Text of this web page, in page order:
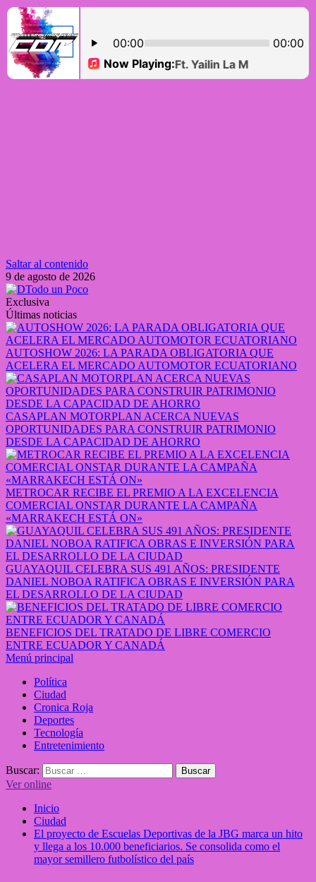
Saltar al contenido
9 de agosto de 2026
Exclusiva
Últimas noticias
AUTOSHOW 2026: LA PARADA OBLIGATORIA QUE
ACELERA EL MERCADO AUTOMOTOR ECUATORIANO
CASAPLAN MOTORPLAN ACERCA NUEVAS
OPORTUNIDADES PARA CONSTRUIR PATRIMONIO
DESDE LA CAPACIDAD DE AHORRO
METROCAR RECIBE EL PREMIO A LA EXCELENCIA
COMERCIAL ONSTAR DURANTE LA CAMPAÑA
«MARRAKECH ESTÁ ON»
GUAYAQUIL CELEBRA SUS 491 AÑOS: PRESIDENTE
DANIEL NOBOA RATIFICA OBRAS E INVERSIÓN PARA
EL DESARROLLO DE LA CIUDAD
BENEFICIOS DEL TRATADO DE LIBRE COMERCIO
ENTRE ECUADOR Y CANADÁ
Menú principal
Política
Ciudad
Cronica Roja
Deportes
Tecnología
Entretenimiento
Buscar:
Ver online
Inicio
Ciudad
El proyecto de Escuelas Deportivas de la JBG marca un hito
y llega a los 10.000 beneficiarios. Se consolida como el
mayor semillero futbolístico del país